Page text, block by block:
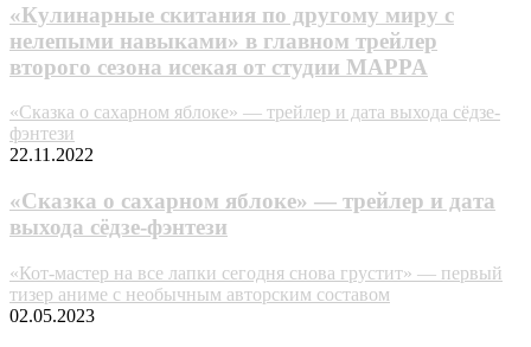
«Кулинарные скитания по другому миру с
нелепыми навыками» в главном трейлер
второго сезона исекая от студии MAPPA
«Сказка о сахарном яблоке» — трейлер и дата выхода сёдзе-
фэнтези
22.11.2022
«Сказка о сахарном яблоке» — трейлер и дата
выхода сёдзе-фэнтези
«Кот-мастер на все лапки сегодня снова грустит» — первый
тизер аниме с необычным авторским составом
02.05.2023